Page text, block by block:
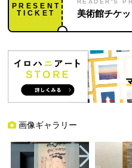
PRESENT
TICKET
READER'S
美術館チケッ
画像ギャラリー